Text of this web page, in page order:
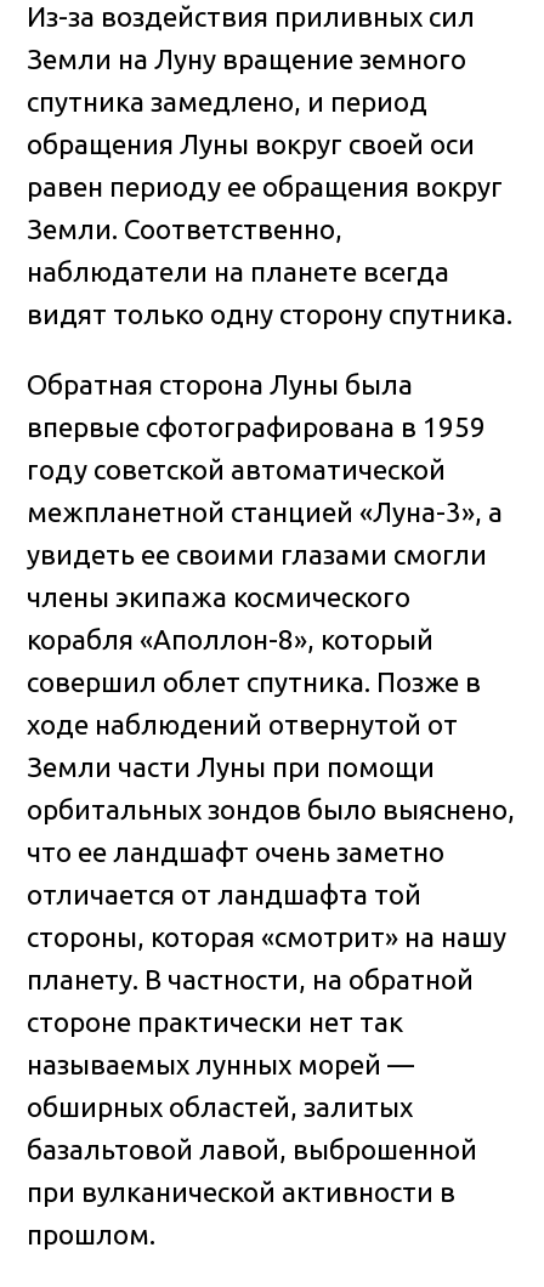
Из-за воздействия приливных сил
Земли на Луну вращение земного
спутника замедлено, и период
обращения Луны вокруг своей оси
равен периоду ее обращения вокруг
Земли. Соответственно,
наблюдатели на планете всегда
видят только одну сторону спутника.
Обратная сторона Луны была
впервые сфотографирована в 1959
году советской автоматической
межпланетной станцией «Луна-3», а
увидеть ее своими глазами смогли
члены экипажа космического
корабля «Аполлон-8», который
совершил облет спутника. Позже в
ходе наблюдений отвернутой от
Земли части Луны при помощи
орбитальных зондов было выяснено,
что ее ландшафт очень заметно
отличается от ландшафта той
стороны, которая «смотрит» на нашу
планету. В частности, на обратной
стороне практически нет так
называемых лунных морей —
обширных областей, залитых
базальтовой лавой, выброшенной
при вулканической активности в
прошлом.